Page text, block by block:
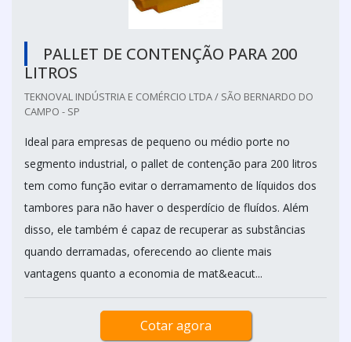
PALLET DE CONTENÇÃO PARA 200
LITROS
TEKNOVAL INDÚSTRIA E COMÉRCIO LTDA / SÃO BERNARDO DO
CAMPO - SP
Ideal para empresas de pequeno ou médio porte no
segmento industrial, o pallet de contenção para 200 litros
tem como função evitar o derramamento de líquidos dos
tambores para não haver o desperdício de fluídos. Além
disso, ele também é capaz de recuperar as substâncias
quando derramadas, oferecendo ao cliente mais
vantagens quanto a economia de mat&eacut...
Cotar agora